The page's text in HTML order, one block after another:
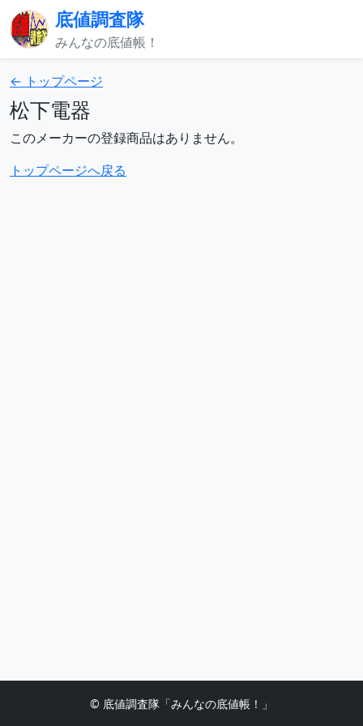
底値調査隊
みんなの底値帳！
← トップページ
松下電器
このメーカーの登録商品はありません。
トップページへ戻る
© 底値調査隊「みんなの底値帳！」